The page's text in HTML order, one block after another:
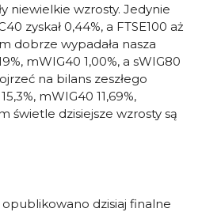
niewielkie wzrosty. Jedynie
zyskał 0,44%, a FTSE100 aż
dobrze wypadała nasza
mWIG40 1,00%, a sWIG80
na bilans zeszłego
mWIG40 11,69%,
świetle dzisiejsze wzrosty są
dzisiaj finalne